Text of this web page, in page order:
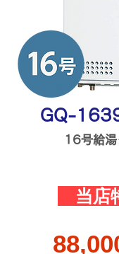
GQ-
16号給湯
当店